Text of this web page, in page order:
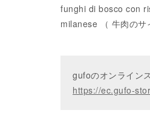
funghi di bosco con
milanese （ 牛肉のサ
gufoのオンライン
https://ec.gufo-